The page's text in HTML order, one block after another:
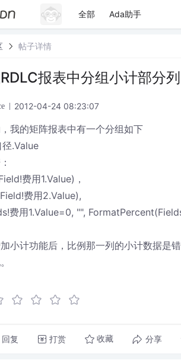
全部 Ada助手
帖子详情
报表中分组小计部分
2012-04-24 08:23:07
我的矩阵报表中有一个分组如下
.Value
费用1.Value)，
费用2.Value),
费用1.Value=0, "",
小计功能后，比例那一列的小计数据是
回复 打赏 收藏 分享